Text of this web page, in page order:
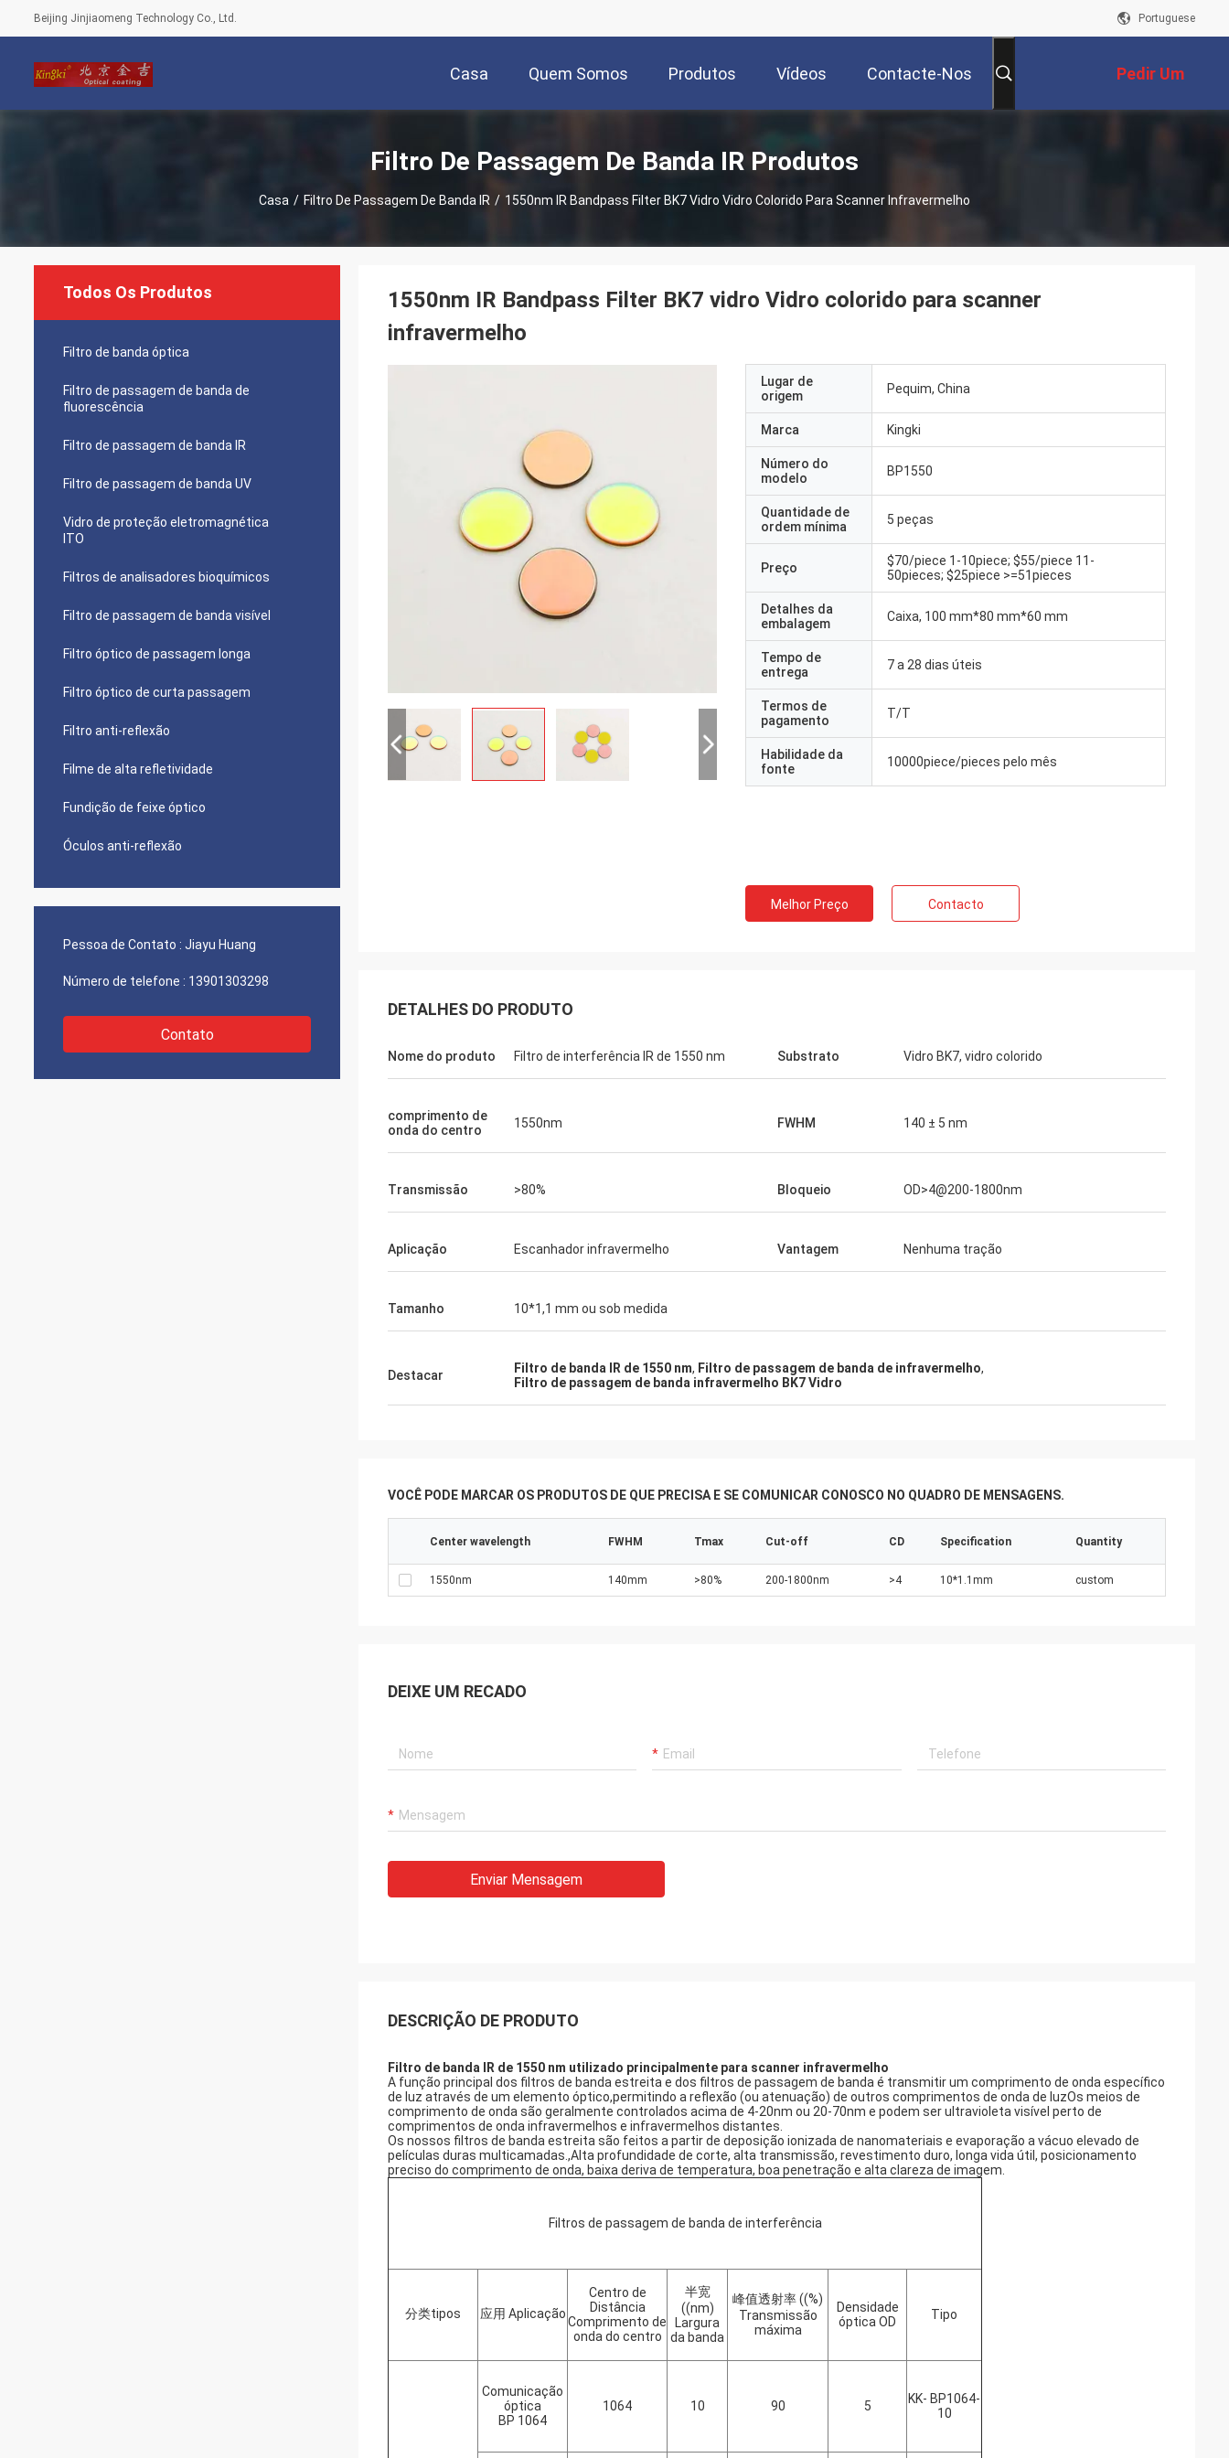
Beijing Jinjiaomeng Technology Co., Ltd. Portuguese
Casa Quem Somos Produtos Vídeos Contacte-Nos Pedir Um
Orçamento
Filtro De Passagem De Banda IR Produtos
Casa / Filtro De Passagem De Banda IR / 1550nm IR Bandpass Filter BK7 Vidro Vidro Colorido Para Scanner Infravermelho
Todos Os Produtos
Filtro de banda óptica
Filtro de passagem de banda de
fluorescência
Filtro de passagem de banda IR
Filtro de passagem de banda UV
Vidro de proteção eletromagnética
ITO
Filtros de analisadores bioquímicos
Filtro de passagem de banda visível
Filtro óptico de passagem longa
Filtro óptico de curta passagem
Filtro anti-reflexão
Filme de alta refletividade
Fundição de feixe óptico
Óculos anti-reflexão
Pessoa de Contato : Jiayu Huang
Número de telefone : 13901303298
Contato
1550nm IR Bandpass Filter BK7 vidro Vidro colorido para scanner
infravermelho
Lugar de
origem
Pequim, China
Marca Kingki
Número do
modelo
BP1550
Quantidade de
ordem mínima
5 peças
Preço
$70/piece 1-10piece; $55/piece 11-
50pieces; $25piece >=51pieces
Detalhes da
embalagem
Caixa, 100 mm*80 mm*60 mm
Tempo de
entrega
7 a 28 dias úteis
Termos de
pagamento
T/T
Habilidade da
fonte
10000piece/pieces pelo mês
Melhor Preço Contacto
DETALHES DO PRODUTO
Nome do produto Filtro de interferência IR de 1550 nm Substrato Vidro BK7, vidro colorido
comprimento de
onda do centro
1550nm FWHM 140 ± 5 nm
Transmissão >80% Bloqueio OD>4@200-1800nm
Aplicação Escanhador infravermelho Vantagem Nenhuma tração
Tamanho 10*1,1 mm ou sob medida
Destacar Filtro de banda IR de 1550 nm, Filtro de passagem de banda de infravermelho,
Filtro de passagem de banda infravermelho BK7 Vidro
VOCÊ PODE MARCAR OS PRODUTOS DE QUE PRECISA E SE COMUNICAR CONOSCO NO QUADRO DE MENSAGENS.
Center wavelength FWHM Tmax Cut-off CD Specification Quantity
1550nm 140mm >80% 200-1800nm >4 10*1.1mm custom
DEIXE UM RECADO
Enviar Mensagem
DESCRIÇÃO DE PRODUTO
Filtro de banda IR de 1550 nm utilizado principalmente para scanner infravermelho
A função principal dos filtros de banda estreita e dos filtros de passagem de banda é transmitir um comprimento de onda específico
de luz através de um elemento óptico,permitindo a reflexão (ou atenuação) de outros comprimentos de onda de luzOs meios de
comprimento de onda são geralmente controlados acima de 4-20nm ou 20-70nm e podem ser ultravioleta visível perto de
comprimentos de onda infravermelhos e infravermelhos distantes.
Os nossos filtros de banda estreita são feitos a partir de deposição ionizada de nanomateriais e evaporação a vácuo elevado de
películas duras multicamadas.,Alta profundidade de corte, alta transmissão, revestimento duro, longa vida útil, posicionamento
preciso do comprimento de onda, baixa deriva de temperatura, boa penetração e alta clareza de imagem.
Filtros de passagem de banda de interferência
分类tipos 应用 Aplicação
Centro de
Distância
Comprimento de
onda do centro
半宽
((nm)
Largura
da banda
峰值透射率 ((%)
Transmissão
máxima
Densidade
óptica OD
Tipo
Comunicação
óptica
BP 1064
1064 10 90 5
KK- BP1064-
10